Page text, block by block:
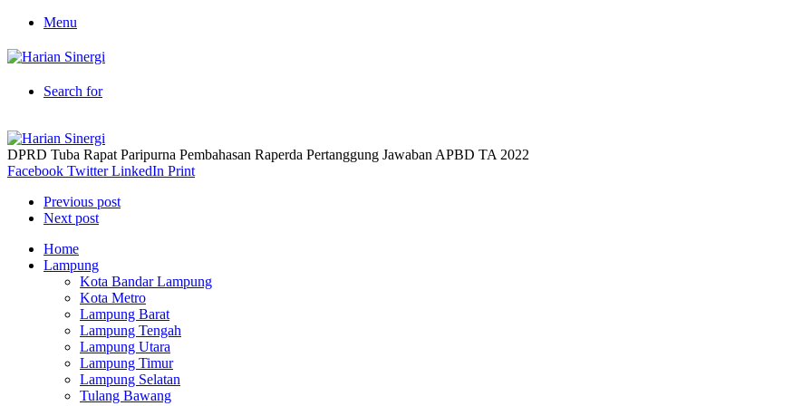
Menu
Search for
DPRD Tuba Rapat Paripurna Pembahasan Raperda Pertanggung Jawaban APBD TA 2022
Facebook Twitter LinkedIn Print
Previous post
Next post
Home
Lampung
Kota Bandar Lampung
Kota Metro
Lampung Barat
Lampung Tengah
Lampung Utara
Lampung Timur
Lampung Selatan
Tulang Bawang